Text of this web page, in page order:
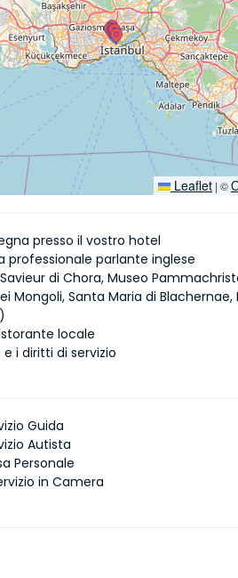
Leaflet | ©
presso il vostro hotel
professionale parlante inglese
di Chora, Museo
Mongoli, Santa Maria di
locale
i diritti di servizio
Guida
Autista
Personale
in Camera